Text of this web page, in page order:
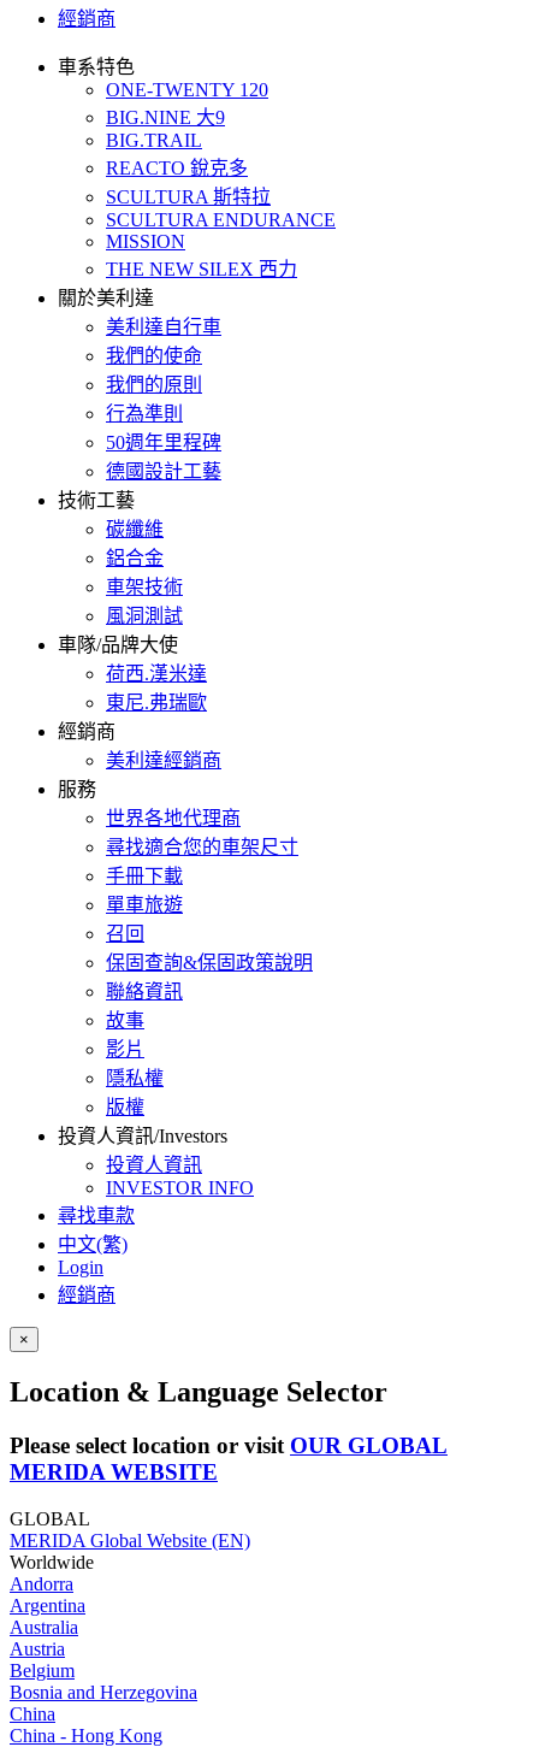
經銷商
車系特色
ONE-TWENTY 120
BIG.NINE 大9
BIG.TRAIL
REACTO 銳克多
SCULTURA 斯特拉
SCULTURA ENDURANCE
MISSION
THE NEW SILEX 西力
關於美利達
美利達自行車
我們的使命
我們的原則
行為準則
50週年里程碑
德國設計工藝
技術工藝
碳纖維
鋁合金
車架技術
風洞測試
車隊/品牌大使
荷西.漢米達
東尼.弗瑞歐
經銷商
美利達經銷商
服務
世界各地代理商
尋找適合您的車架尺寸
手冊下載
單車旅遊
召回
保固查詢&保固政策說明
聯絡資訊
故事
影片
隱私權
版權
投資人資訊/Investors
投資人資訊
INVESTOR INFO
尋找車款
中文(繁)
Login
經銷商
×
Location & Language Selector
Please select location or visit OUR GLOBAL
MERIDA WEBSITE
GLOBAL
MERIDA Global Website (EN)
Worldwide
Andorra
Argentina
Australia
Austria
Belgium
Bosnia and Herzegovina
China
China - Hong Kong